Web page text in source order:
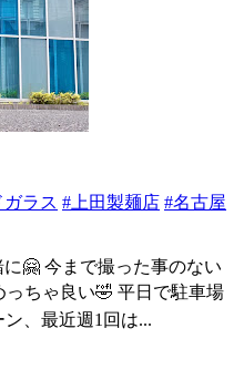
ラス #上田製麺店 #名古屋
🤗 今まで撮った事のない
ちゃ良い🤣 平日で駐車場
、最近週1回は...